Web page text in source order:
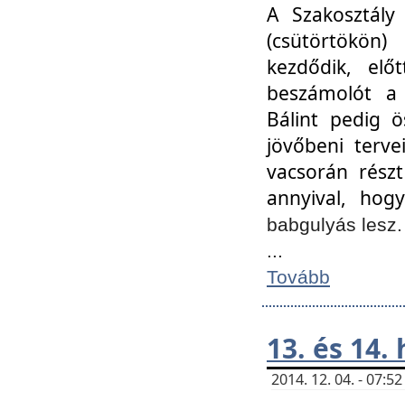
A
kezdődik,
beszámolót
Bálint pedig
jövőbeni
vacsorán
annyival,
babgulyás
...
Tovább
13. és
2014. 12. 04. -